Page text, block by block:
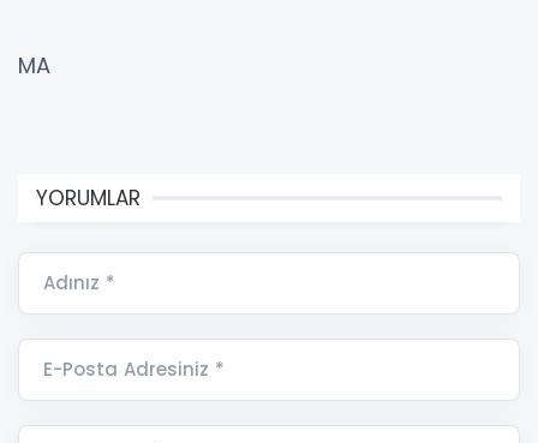
MA
YORUMLAR
Adınız *
E-Posta Adresiniz *